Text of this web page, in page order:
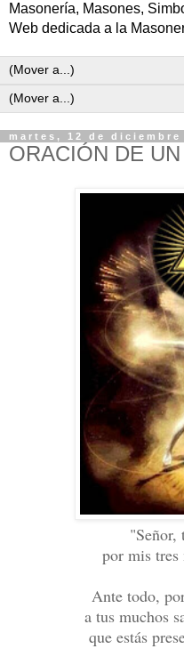
Masonería, Masones,
Web dedicada a la
martes, 12 de diciembre
ORACIÓN DE
"Señor,
por mis tres
Ante todo,
a tus muchos
que estás